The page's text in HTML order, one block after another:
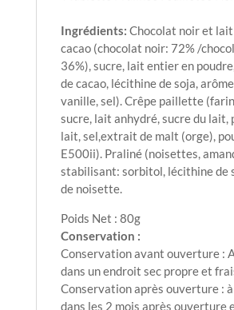
Ingrédients: Chocolat noir et
cacao (chocolat noir: 72% /
36%), sucre, lait entier en
de cacao, lécithine de soja,
vanille, sel). Crêpe paillette
sucre, lait anhydré, sucre du lait,
lait, sel,extrait de malt (orge),
E500ii). Praliné (noisettes,
stabilisant: sorbitol, lécithine de
de noisette.
Poids Net : 80g
Conservation :
Conservation avant ouverture :
dans un endroit sec propre et
Conservation après ouverture :
dans les 2 mois après ouverture